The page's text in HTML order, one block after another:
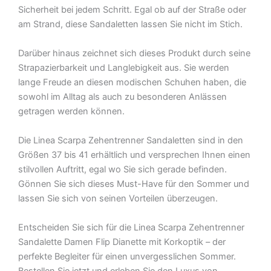
Sicherheit bei jedem Schritt. Egal ob auf der Straße oder
am Strand, diese Sandaletten lassen Sie nicht im Stich.
Darüber hinaus zeichnet sich dieses Produkt durch seine
Strapazierbarkeit und Langlebigkeit aus. Sie werden
lange Freude an diesen modischen Schuhen haben, die
sowohl im Alltag als auch zu besonderen Anlässen
getragen werden können.
Die Linea Scarpa Zehentrenner Sandaletten sind in den
Größen 37 bis 41 erhältlich und versprechen Ihnen einen
stilvollen Auftritt, egal wo Sie sich gerade befinden.
Gönnen Sie sich dieses Must-Have für den Sommer und
lassen Sie sich von seinen Vorteilen überzeugen.
Entscheiden Sie sich für die Linea Scarpa Zehentrenner
Sandalette Damen Flip Dianette mit Korkoptik – der
perfekte Begleiter für einen unvergesslichen Sommer.